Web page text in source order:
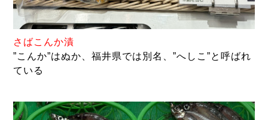
さばこんか漬
”こんか”はぬか、福井県では別名、”へしこ”と呼ばれ
ている